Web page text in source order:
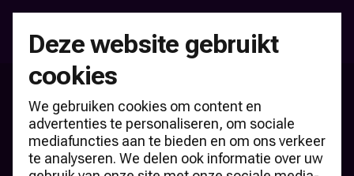
Deze website gebruikt
cookies
We gebruiken cookies om content en
advertenties te personaliseren, om sociale
mediafuncties aan te bieden en om ons verkeer
te analyseren. We delen ook informatie over uw
Inschrijfformulier Nationaal Dealerholding
Event genodigden
Inschrijfformulier Nationaal